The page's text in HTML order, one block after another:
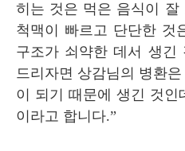
히는 것은 먹은 음식이 잘
척맥이 빠르고 단단한 것
구조가 쇠약한 데서 생긴
드리자면 상감님의 병환
이 되기 때문에 생긴 것
이라고 합니다.”